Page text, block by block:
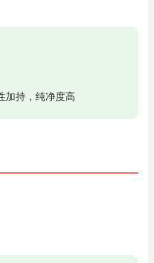
加持，纯净度高